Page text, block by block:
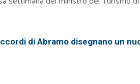
di Abramo disegnano un